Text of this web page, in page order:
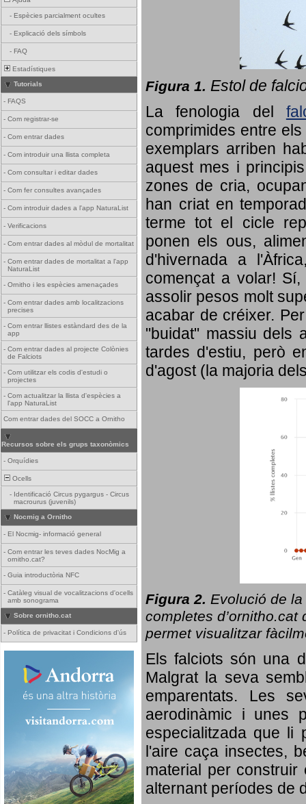
- Espècies parcialment ocultes
- Explicació dels símbols
- FAQ
Estadístiques
Tutorials
- FAQS
- Com registrar-se
- Com entrar dades
- Com introduir una llista completa
- Com consultar i editar dades
- Com fer consultes avançades
- Com introduir dades a l'app NaturaList
- Verificacions
- Com entrar dades al mòdul de mortalitat
- Com entrar dades de mortalitat a l'app
NaturaList
- Ornitho i les espècies amenaçades
- Com entrar dades amb localitzacions
precises
- Com entrar llistes estàndard des de la
app
- Com entrar dades al projecte Colònies
de Falciots
- Com utilitzar els codis d'estudi o
projectes
- Com actualitzar la llista d'espècies a
l'app NaturaList
Com entrar dades del SOCC a Ornitho
Recursos sobre els grups taxonòmics
- Orquídies
Ocells
- Identificació Circus pygargus - Circus
macrourus (juvenils)
Nocmig a Ornitho
- El Nocmig- informació general
- Com entrar les teves dades NocMig a
ornitho.cat?
- Guia introductòria NFC
- Catàleg visual de vocalitzacions d'ocells
amb sonograma
Sobre ornitho.cat
- Política de privacitat i Condicions d'ús
Figura 1. Estol de
La fenologia del
comprimides entre
exemplars arriben
aquest mes i
zones de cria,
han criat en
terme tot el cicle
ponen els ous,
d'hivernada a
començat a volar!
assolir pesos molt
acabar de créixer.
"buidat" massiu dels
tardes d'estiu, però
d'agost (la majoria
Figura 2. Evolució de la
completes d’ornitho.cat
permet visualitzar
Els falciots són una
Malgrat la seva
emparentats. Les
aerodinàmic i unes
especialitzada que li
l'aire caça insectes,
material per
alternant períodes de